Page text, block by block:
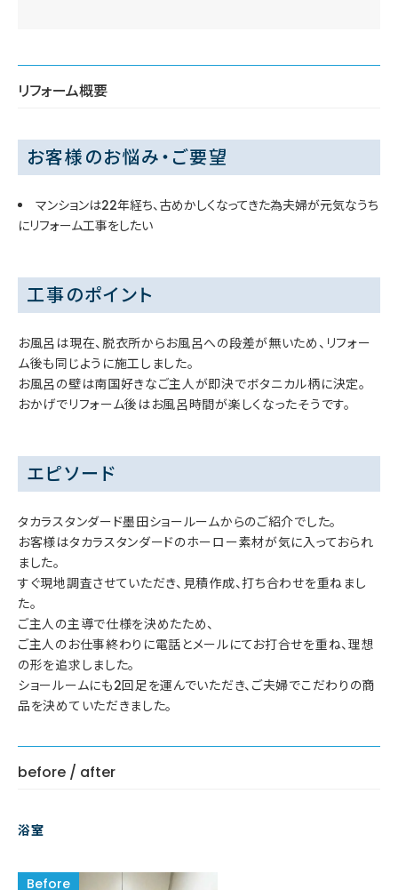
リフォーム概要
お客様のお悩み・ご要望
マンションは22年経ち、古めかしくなってきた為夫婦が元気なうち
にリフォーム工事をしたい
工事のポイント
お風呂は現在、脱衣所からお風呂への段差が無いため、リフォー
ム後も同じように施工しました。
お風呂の壁は南国好きなご主人が即決でボタニカル柄に決定。
おかげでリフォーム後はお風呂時間が楽しくなったそうです。
エピソード
タカラスタンダード墨田ショールームからのご紹介でした。
お客様はタカラスタンダードのホーロー素材が気に入っておられ
ました。
すぐ現地調査させていただき、見積作成、打ち合わせを重ねまし
た。
ご主人の主導で仕様を決めたため、
ご主人のお仕事終わりに電話とメールにてお打合せを重ね、理想
の形を追求しました。
ショールームにも2回足を運んでいただき、ご夫婦でこだわりの商
品を決めていただきました。
before / after
浴室